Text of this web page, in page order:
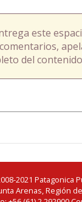
este
del
2021 Patagonica
Arenas, Región